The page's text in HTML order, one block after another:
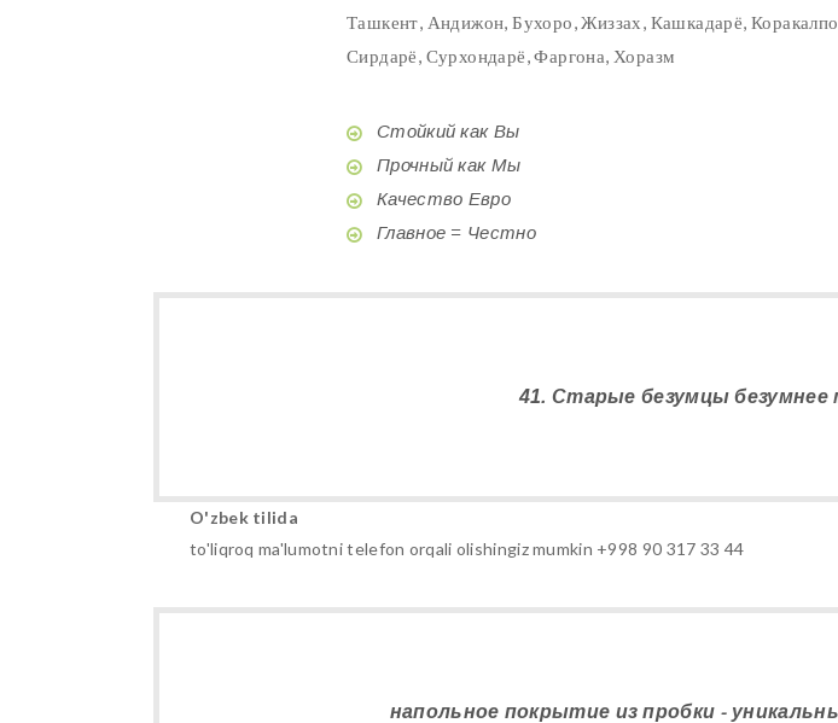
Ташкент, Андижон, Бухоро, Жиззах, Кашкадарё,
Сирдарё, Сурхондарё, Фаргона, Хоразм
Стойкий как Вы
Прочный как Мы
Качество Евро
Главное = Честно
41. Старые безумцы
O'zbek tilida
to'liqroq ma'lumotni telefon orqali olishingiz mumkin +998 90 317 33 44
напольное покрытие из пробки -